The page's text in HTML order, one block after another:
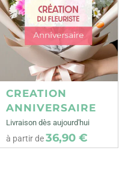
CREATION
ANNIVERSAIRE
Livraison dès aujourd'hui
à partir de36,90 €